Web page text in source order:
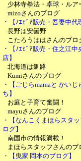
少林寺拳法・卓球・ルア
mizoさんのブログ
・【ﾉｴﾋﾞｱ販売・吾妻中代
長野は安曇野
こたろうははさんのブロ
・【ﾉｴﾋﾞｱ販売・住之江中
店】
北海道は釧路
Kumiさんのブログ
・【ごじらmamaと かいじ
ち】
お庭と子育て奮闘！
mayuさんのブログ
・【なんこくまほらスタ
ログ】
南国市の情報満載！
まほらスタッフさんのブ
・【曳家 岡本のブログ】